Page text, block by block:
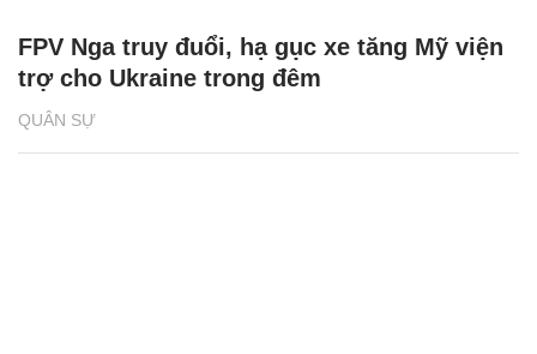
QUÂN SỰ
FPV Nga truy đuổi, hạ gục xe tăng Mỹ viện
trợ cho Ukraine trong đêm